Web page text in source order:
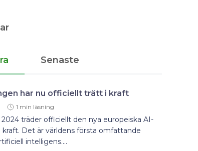
Senaste
har nu officiellt trätt i kraft
1 min läsning
2024 träder officiellt den nya europeiska AI-
Det är världens första omfattande
intelligens....